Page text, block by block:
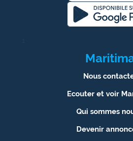
1
Nous
Ecouter et voir
Qui sommes
Devenir